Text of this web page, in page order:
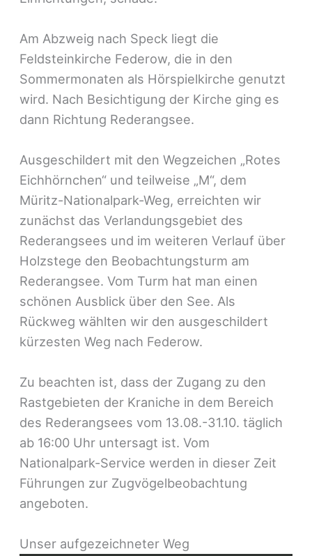
Am Abzweig nach Speck liegt die
Feldsteinkirche Federow, die in den
Sommermonaten als Hörspielkirche genutzt
wird. Nach Besichtigung der Kirche ging es
dann Richtung Rederangsee.
Ausgeschildert mit den Wegzeichen „Rotes
Eichhörnchen“ und teilweise „M“, dem
Müritz-Nationalpark-Weg, erreichten wir
zunächst das Verlandungsgebiet des
Rederangsees und im weiteren Verlauf über
Holzstege den Beobachtungsturm am
Rederangsee. Vom Turm hat man einen
schönen Ausblick über den See. Als
Rückweg wählten wir den ausgeschildert
kürzesten Weg nach Federow.
Zu beachten ist, dass der Zugang zu den
Rastgebieten der Kraniche in dem Bereich
des Rederangsees vom 13.08.-31.10. täglich
ab 16:00 Uhr untersagt ist. Vom
Nationalpark-Service werden in dieser Zeit
Führungen zur Zugvögelbeobachtung
angeboten.
Unser aufgezeichneter Weg